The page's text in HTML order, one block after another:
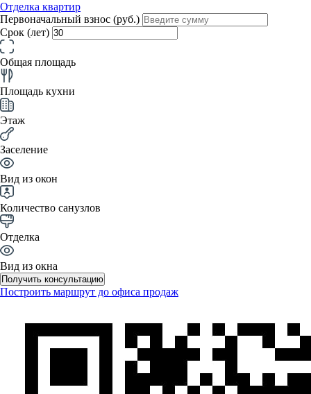
Отделка квартир
Первоначальный взнос (руб.)
Срок (лет)
Общая площадь
Площадь кухни
Этаж
Заселение
Вид из окон
Количество санузлов
Отделка
Вид из окна
Получить консультацию
Построить маршрут до офиса продаж